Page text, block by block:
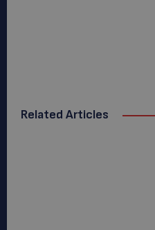
Related Articles